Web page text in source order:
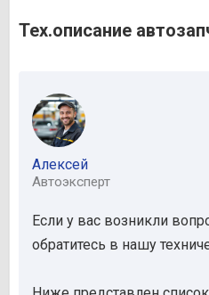
Тех.описание
Алексей
Автоэксперт
Если у вас возникли
обратитесь в нашу